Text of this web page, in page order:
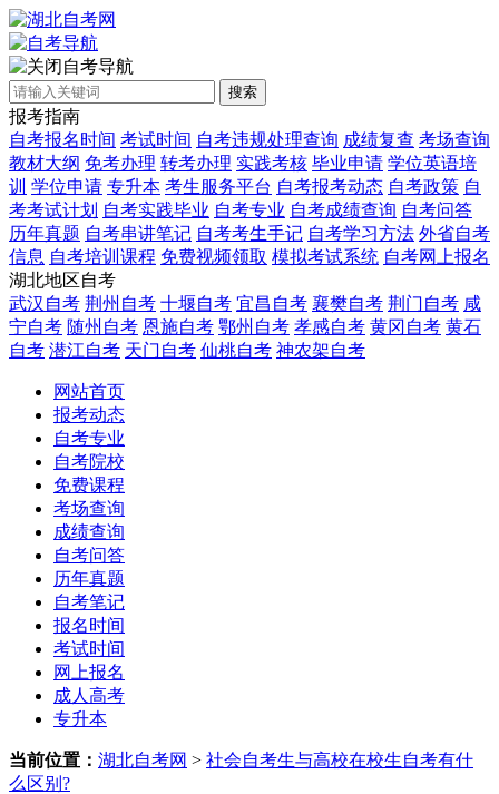
自考导航
搜索
报考指南
自考报名时间 考试时间 自考违规处理查询 成绩复查 考场查询
教材大纲 免考办理 转考办理 实践考核 毕业申请 学位英语培
训 学位申请 专升本 考生服务平台 自考报考动态 自考政策 自
考考试计划 自考实践毕业 自考专业 自考成绩查询 自考问答
历年真题 自考串讲笔记 自考考生手记 自考学习方法 外省自考
信息 自考培训课程 免费视频领取 模拟考试系统 自考网上报名
湖北地区自考
武汉自考 荆州自考 十堰自考 宜昌自考 襄樊自考 荆门自考 咸
宁自考 随州自考 恩施自考 鄂州自考 孝感自考 黄冈自考 黄石
自考 潜江自考 天门自考 仙桃自考 神农架自考
网站首页
报考动态
自考专业
自考院校
免费课程
考场查询
成绩查询
自考问答
历年真题
自考笔记
报名时间
考试时间
网上报名
成人高考
专升本
当前位置： 湖北自考网 > 社会自考生与高校在校生自考有什
么区别?